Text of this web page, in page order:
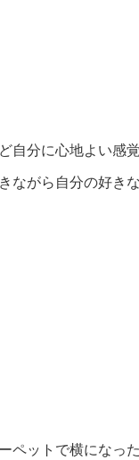
自分に心地よい感
ながら自分の好き
ペットで横になっ